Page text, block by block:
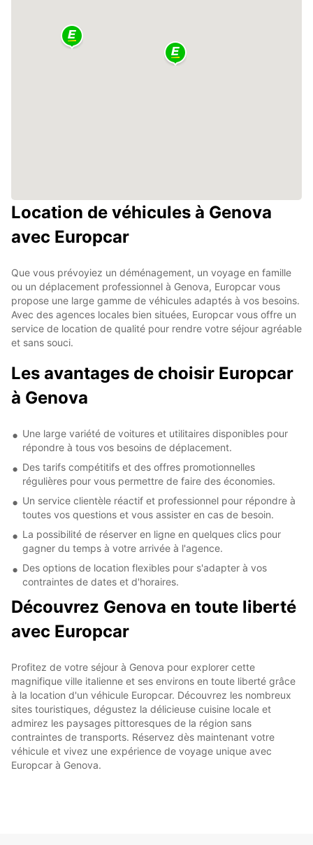
Location de véhicules à Genova
avec Europcar
Que vous prévoyiez un déménagement, un voyage en famille
ou un déplacement professionnel à Genova, Europcar vous
propose une large gamme de véhicules adaptés à vos besoins.
Avec des agences locales bien situées, Europcar vous offre un
service de location de qualité pour rendre votre séjour agréable
et sans souci.
Les avantages de choisir Europcar
à Genova
Une large variété de voitures et utilitaires disponibles pour
répondre à tous vos besoins de déplacement.
Des tarifs compétitifs et des offres promotionnelles
régulières pour vous permettre de faire des économies.
Un service clientèle réactif et professionnel pour répondre à
toutes vos questions et vous assister en cas de besoin.
La possibilité de réserver en ligne en quelques clics pour
gagner du temps à votre arrivée à l'agence.
Des options de location flexibles pour s'adapter à vos
contraintes de dates et d'horaires.
Découvrez Genova en toute liberté
avec Europcar
Profitez de votre séjour à Genova pour explorer cette
magnifique ville italienne et ses environs en toute liberté grâce
à la location d'un véhicule Europcar. Découvrez les nombreux
sites touristiques, dégustez la délicieuse cuisine locale et
admirez les paysages pittoresques de la région sans
contraintes de transports. Réservez dès maintenant votre
véhicule et vivez une expérience de voyage unique avec
Europcar à Genova.